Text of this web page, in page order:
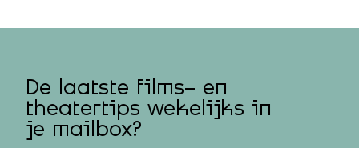
De laatste films- en
theatertips wekelijks in
je mailbox?